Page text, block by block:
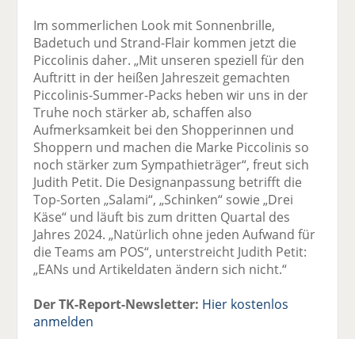
Im sommerlichen Look mit Sonnenbrille,
Badetuch und Strand-Flair kommen jetzt die
Piccolinis daher. „Mit unseren speziell für den
Auftritt in der heißen Jahreszeit gemachten
Piccolinis-Summer-Packs heben wir uns in der
Truhe noch stärker ab, schaffen also
Aufmerksamkeit bei den Shopperinnen und
Shoppern und machen die Marke Piccolinis so
noch stärker zum Sympathieträger“, freut sich
Judith Petit. Die Designanpassung betrifft die
Top-Sorten „Salami“, „Schinken“ sowie „Drei
Käse“ und läuft bis zum dritten Quartal des
Jahres 2024. „Natürlich ohne jeden Aufwand für
die Teams am POS“, unterstreicht Judith Petit:
„EANs und Artikeldaten ändern sich nicht.“
Der TK-Report-Newsletter: Hier kostenlos
anmelden